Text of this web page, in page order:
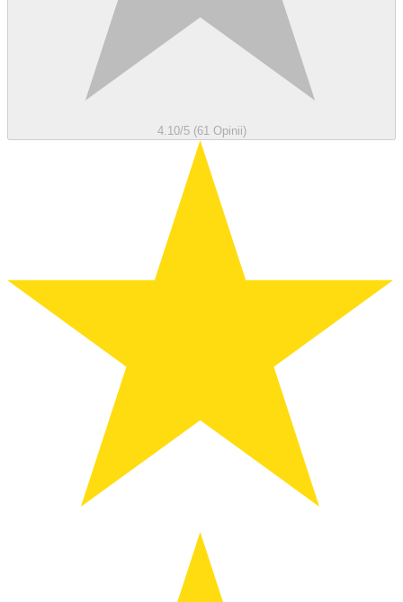
4.10/5 (61 Opinii)